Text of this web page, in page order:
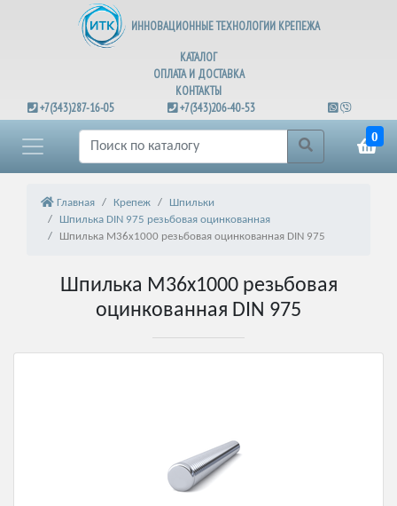
ИННОВАЦИОННЫЕ ТЕХНОЛОГИИ КРЕПЕЖА
КАТАЛОГ
ОПЛАТА И ДОСТАВКА
КОНТАКТЫ
+7(343)287-16-05
+7(343)206-40-53
0
Главная Крепеж
Шпильки
Шпилька DIN 975 резьбовая оцинкованная
Шпилька М36х1000 резьбовая оцинкованная DIN 975
Шпилька М36х1000 резьбовая
оцинкованная DIN 975